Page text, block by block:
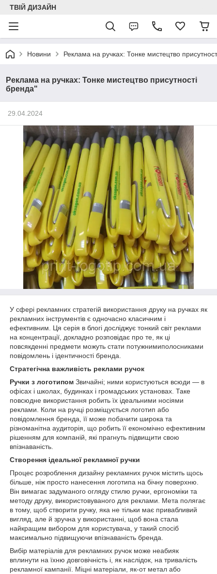
ТВІЙ ДИЗАЙН
Новини Реклама на ручках: Тонке мистецтво
Реклама на ручках: Тонке мистецтво присутності
бренда"
29.04.2024
У сфері рекламних стратегій використання друку на ручках як
рекламних інструментів є одночасно класичним і
ефективним. Ця серія в блогі досліджує тонкий світ реклами
на концентрації, докладно розповідає про те, як ці
повсякденні предмети можуть стати потужнимиполосниками
повідомлень і ідентичності бренда.
Стратегічна важливість реклами ручок
Ручки з логотипом Звичайні; ними користуються всюди — в
офісах і школах, будинках і громадських установах. Таке
повсюдне використання робить їх ідеальними носіями
реклами. Коли на ручці розміщується логотип або
повідомлення бренда, її може побачити широка та
різноманітна аудиторія, що робить її економічно ефективним
рішенням для компаній, які прагнуть підвищити свою
впізнаваність.
Створення ідеальної рекламної ручки
Процес розроблення дизайну рекламних ручок містить щось
більше, ніж просто нанесення логотипа на бічну поверхню.
Він вимагає задуманого огляду стилю ручки, ергономіки та
методу друку, використовуваного для реклами. Мета полягає
в тому, щоб створити ручку, яка не тільки має привабливий
вигляд, але й зручна у використанні, щоб вона стала
найкращим вибором для користувача, у такий спосіб
максимально підвищуючи впізнаваність бренда.
Вибір матеріалів для рекламних ручок може неабияк
вплинути на їхню довговічність і, як наслідок, на тривалість
рекламної кампанії. Міцні матеріали, як-от метал або